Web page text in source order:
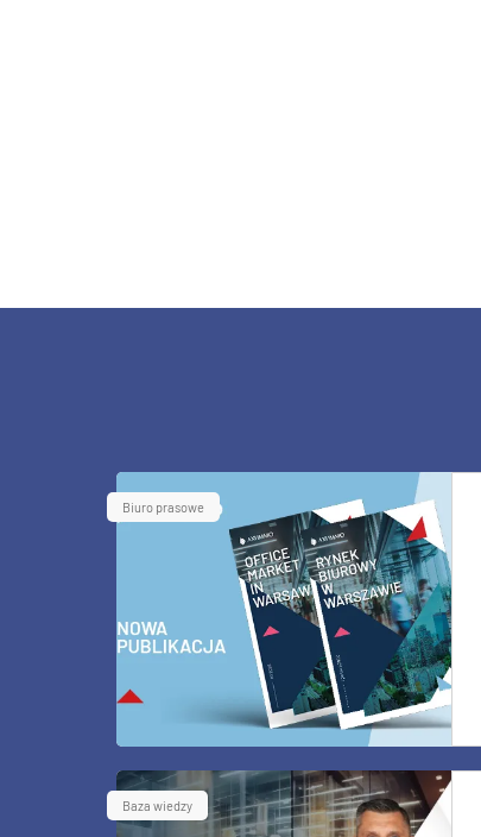
Biuro prasowe
Baza wiedzy